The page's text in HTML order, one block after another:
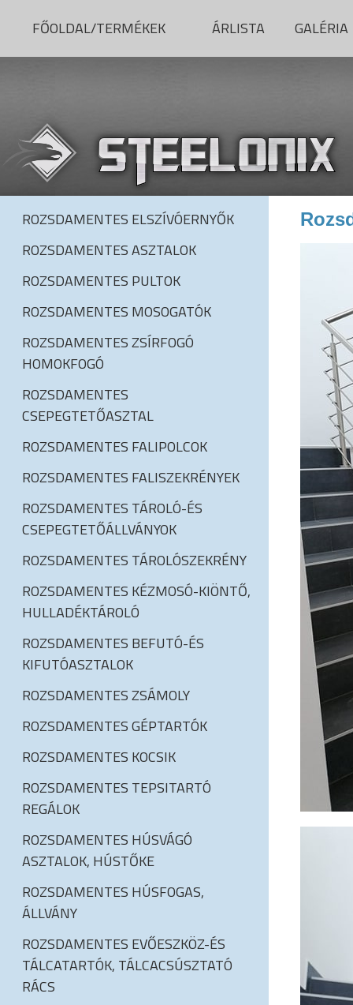
FŐOLDAL/TERMÉKEK ÁRLISTA GALÉRIA
ROZSDAMENTES ELSZÍVÓERNYŐK
ROZSDAMENTES ASZTALOK
ROZSDAMENTES PULTOK
ROZSDAMENTES MOSOGATÓK
ROZSDAMENTES ZSÍRFOGÓ
HOMOKFOGÓ
ROZSDAMENTES
CSEPEGTETŐASZTAL
ROZSDAMENTES FALIPOLCOK
ROZSDAMENTES FALISZEKRÉNYEK
ROZSDAMENTES TÁROLÓ-ÉS
CSEPEGTETŐÁLLVÁNYOK
ROZSDAMENTES TÁROLÓSZEKRÉNY
ROZSDAMENTES KÉZMOSÓ-KIÖNTŐ,
HULLADÉKTÁROLÓ
ROZSDAMENTES BEFUTÓ-ÉS
KIFUTÓASZTALOK
ROZSDAMENTES ZSÁMOLY
ROZSDAMENTES GÉPTARTÓK
ROZSDAMENTES KOCSIK
ROZSDAMENTES TEPSITARTÓ
REGÁLOK
ROZSDAMENTES HÚSVÁGÓ
ASZTALOK, HÚSTŐKE
ROZSDAMENTES HÚSFOGAS,
ÁLLVÁNY
ROZSDAMENTES EVŐESZKÖZ-ÉS
TÁLCATARTÓK, TÁLCACSÚSZTATÓ
RÁCS